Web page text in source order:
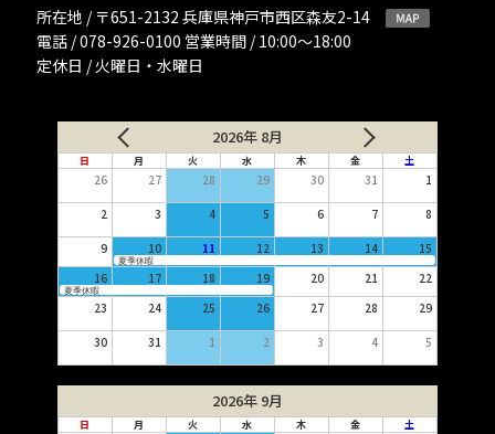
所在地 / 〒651-2132 兵庫県神戸市西区森友2-14
電話 / 078-926-0100 営業時間 / 10:00〜18:00
定休日 / 火曜日・水曜日
2026年 8月
日 月 火 水 木 金 土
26 27 28 29 30 31 1
2 3 4 5 6 7 8
9 10 11 12 13 14 15
夏季休暇
16 17 18 19 20 21 22
夏季休暇
23 24 25 26 27 28 29
30 31 1 2 3 4 5
2026年 9月
日 月 火 水 木 金 土